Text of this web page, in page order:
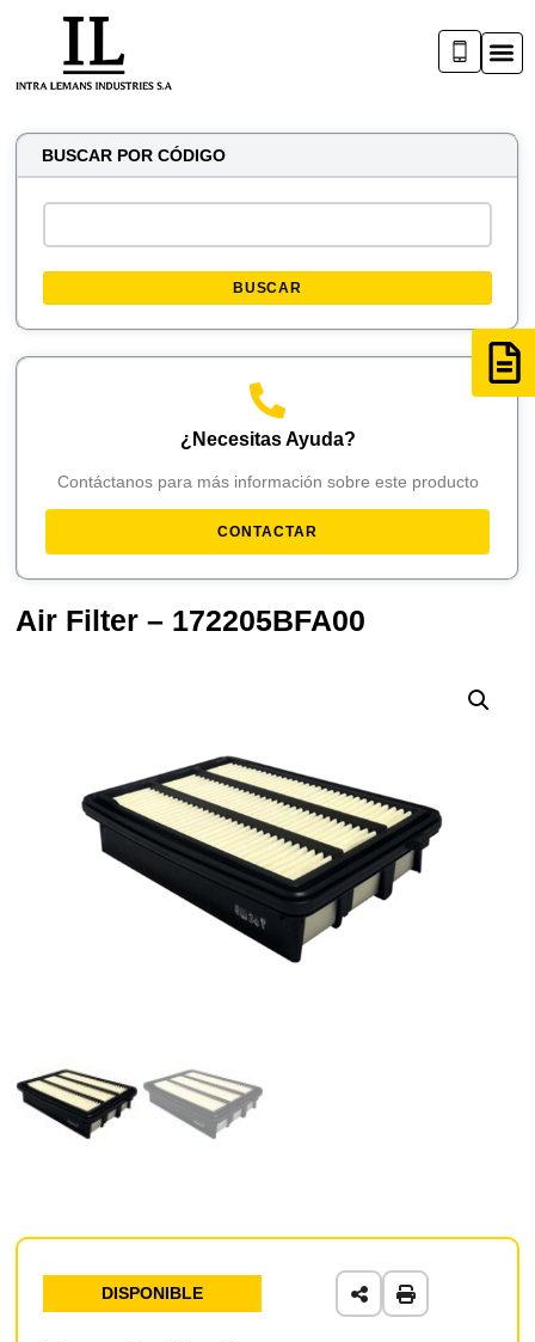
BUSCAR POR CÓDIGO
BUSCAR
¿Necesitas Ayuda?
Contáctanos para más información sobre este producto
CONTACTAR
Air Filter – 172205BFA00
DISPONIBLE